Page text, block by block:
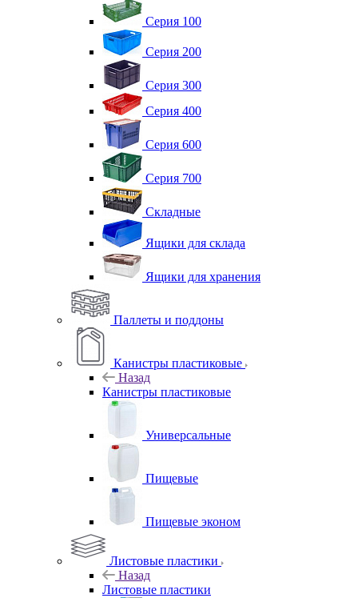
Серия 100
Серия 200
Серия 300
Серия 400
Серия 600
Серия 700
Складные
Ящики для склада
Ящики для хранения
Паллеты и поддоны
Канистры пластиковые
Назад
Канистры пластиковые
Универсальные
Пищевые
Пищевые эконом
Листовые пластики
Назад
Листовые пластики